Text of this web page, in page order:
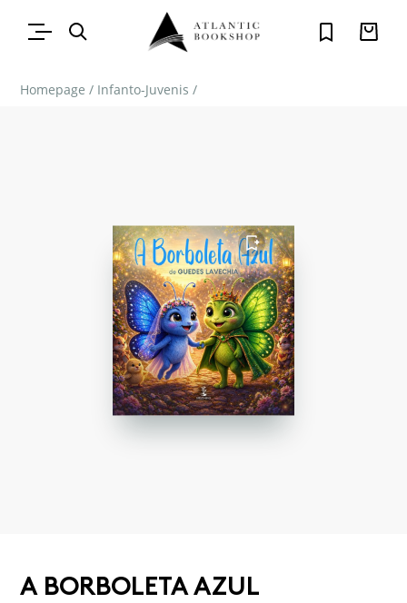
Homepage / Infanto-Juvenis /
FAVORITO
A BORBOLETA AZUL